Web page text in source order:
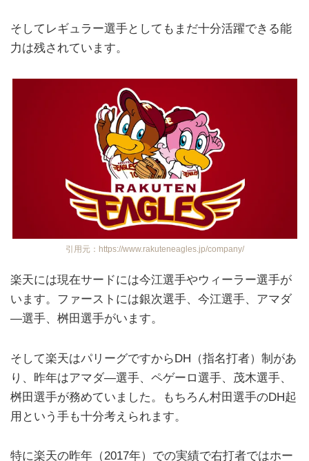
そしてレギュラー選手としてもまだ十分活躍できる能
力は残されています。
引用元：https://www.rakuteneagles.jp/company/
楽天には現在サードには今江選手やウィーラー選手が
います。ファーストには銀次選手、今江選手、アマダ
―選手、桝田選手がいます。
そして楽天はパリーグですからDH（指名打者）制があ
り、昨年はアマダ―選手、ペゲーロ選手、茂木選手、
桝田選手が務めていました。もちろん村田選手のDH起
用という手も十分考えられます。
特に楽天の昨年（2017年）での実績で右打者ではホー